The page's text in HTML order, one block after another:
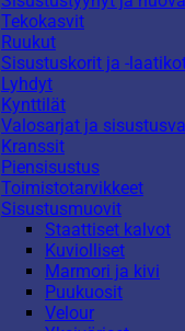
Tekokasvit
Ruukut
Sisustuskorit ja -
Lyhdyt
Kynttilät
Valosarjat ja
Kranssit
Piensisustus
Toimistotarvikkeet
Sisustusmuovit
Staattiset kalvot
Kuviolliset
Marmori ja kivi
Puukuosit
Velour